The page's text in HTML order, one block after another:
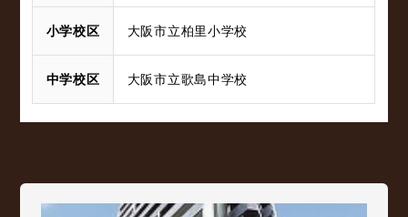
小学校区 大阪市立柏里小学校
中学校区 大阪市立歌島中学校